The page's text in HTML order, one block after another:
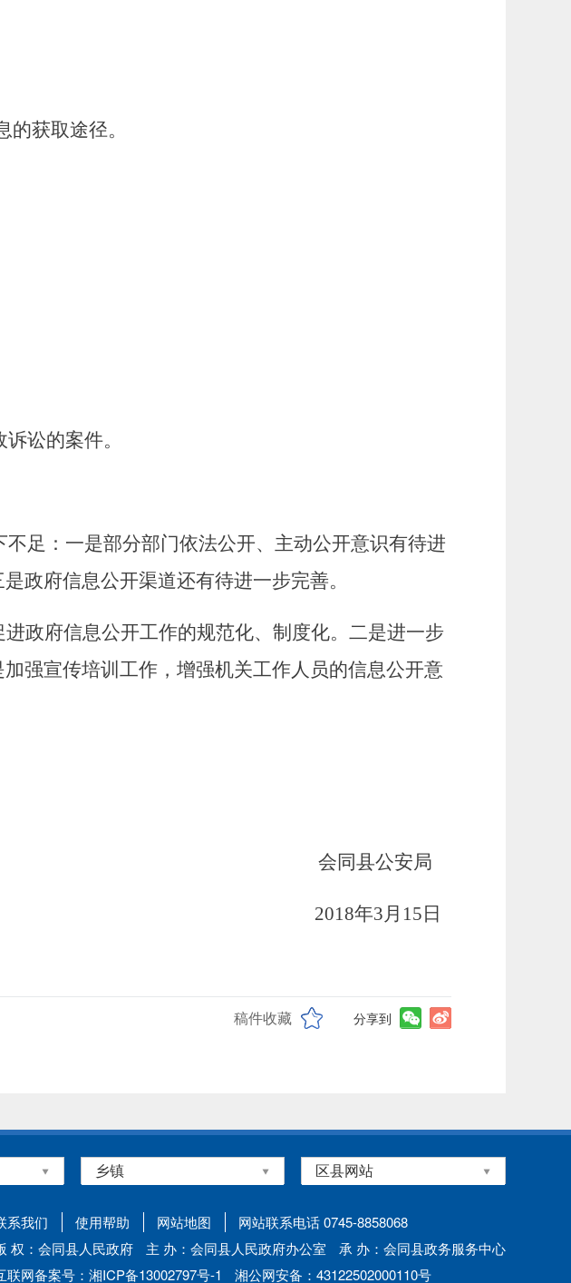
的获取途径。
讼的案件。
足：一是部分部门依法公开、主动公开意识有待进
政府信息公开渠道还有待进一步完善。
政府信息公开工作的规范化、制度化。二是进一步
强宣传培训工作，增强机关工作人员的信息公开意
会同县公安局
2018年3月15日
稿件收藏 分享到
系我们 使用帮助 网站地图
网站联系电话 0745-8858068
权：会同县人民政府
主 办：会同县人民政府办公室
承 办：会同县政务服务中心
联网备案号：湘ICP备13002797号-1
湘公网安备：43122502000110号